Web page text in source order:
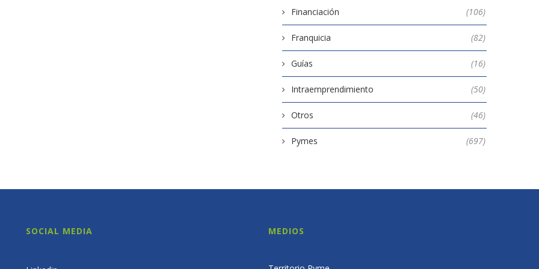
Financiación (106)
Franquicia (82)
Guías (16)
Intraemprendimiento (50)
Otros (46)
Pymes (697)
SOCIAL MEDIA MEDIOS